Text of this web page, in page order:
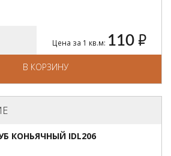
Цена за 1 кв.м: 110 руб.
В КОРЗИНУ
КОНЬЯЧНЫЙ IDL206